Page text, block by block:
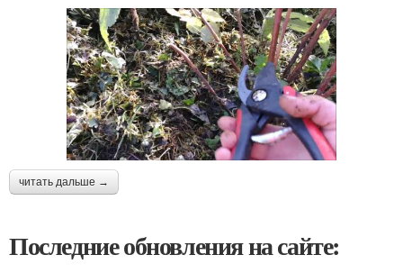
читать дальше →
Последние обновления на сайте: